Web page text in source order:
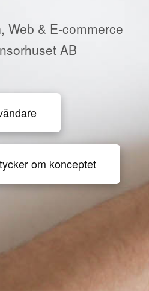
, Web & E-commerce
AB
om konceptet